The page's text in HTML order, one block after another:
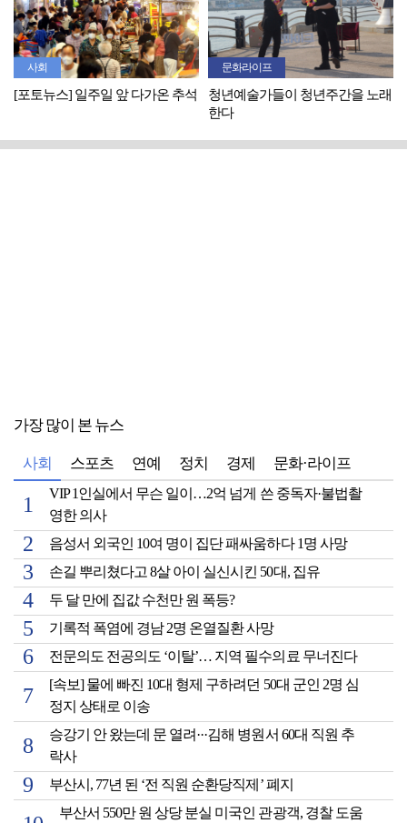
사회
[포토뉴스] 일주일 앞 다가온 추석
문화라이프
청년예술가들이 청년주간을 노래
한다
가장 많이 본 뉴스
사회 스포츠 연예 정치 경제 문화·라이프
VIP 1인실에서 무슨 일이…2억 넘게 쓴 중독자·불법촬
영한 의사
음성서 외국인 10여 명이 집단 패싸움하다 1명 사망
손길 뿌리쳤다고 8살 아이 실신시킨 50대, 집유
두 달 만에 집값 수천만 원 폭등?
기록적 폭염에 경남 2명 온열질환 사망
전문의도 전공의도 ‘이탈’… 지역 필수의료 무너진다
[속보] 물에 빠진 10대 형제 구하려던 50대 군인 2명 심
정지 상태로 이송
승강기 안 왔는데 문 열려···김해 병원서 60대 직원 추
락사
부산시, 77년 된 ‘전 직원 순환당직제’ 폐지
부산서 550만 원 상당 분실 미국인 관광객, 경찰 도움